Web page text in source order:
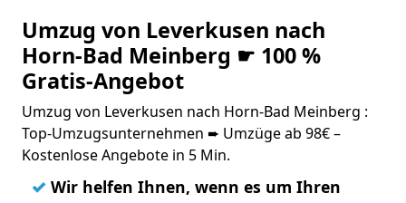
Umzug von Leverkusen nach
Horn-Bad Meinberg ☛ 100 %
Gratis-Angebot
Umzug von Leverkusen nach Horn-Bad Meinberg :
Top-Umzugsunternehmen ➨ Umzüge ab 98€ –
Kostenlose Angebote in 5 Min.
✓ Wir helfen Ihnen, wenn es um Ihren